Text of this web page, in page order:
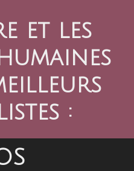
/ Connexion
et les
: